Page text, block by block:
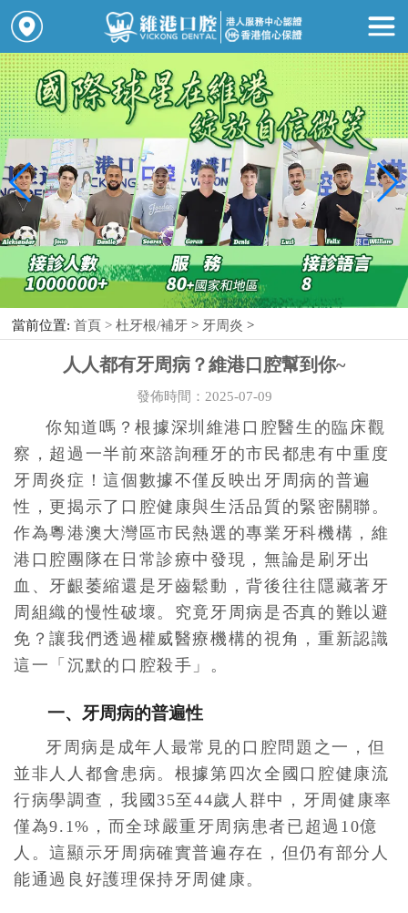
當前位置: 首頁 >杜牙根/補牙 > 牙周炎 >
人人都有牙周病？維港口腔幫到你~
發佈時間：2025-07-09
你知道嗎？根據深圳維港口腔醫生的臨床觀
察，超過一半前來諮詢種牙的市民都患有中重度
牙周炎症！這個數據不僅反映出牙周病的普遍
性，更揭示了口腔健康與生活品質的緊密關聯。
作為粵港澳大灣區市民熱選的專業牙科機構，維
港口腔團隊在日常診療中發現，無論是刷牙出
血、牙齦萎縮還是牙齒鬆動，背後往往隱藏著牙
周組織的慢性破壞。究竟牙周病是否真的難以避
免？讓我們透過權威醫療機構的視角，重新認識
這一「沉默的口腔殺手」。
一、牙周病的普遍性
牙周病是成年人最常見的口腔問題之一，但
並非人人都會患病。根據第四次全國口腔健康流
行病學調查，我國35至44歲人群中，牙周健康率
僅為9.1%，而全球嚴重牙周病患者已超過10億
人。這顯示牙周病確實普遍存在，但仍有部分人
能通過良好護理保持牙周健康。